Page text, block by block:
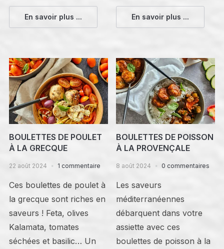
En savoir plus ... En savoir plus ...
BOULETTES DE POULET
À LA GRECQUE
22 août 2024 1 commentaire
Ces boulettes de poulet à
la grecque sont riches en
saveurs ! Feta, olives
Kalamata, tomates
séchées et basilic… Un
BOULETTES DE POISSON
À LA PROVENÇALE
8 août 2024 0 commentaires
Les saveurs
méditerranéennes
débarquent dans votre
assiette avec ces
boulettes de poisson à la